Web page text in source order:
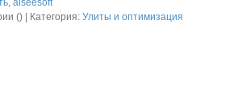
, aiseesoft
() | Категория: Улиты и оптимизация